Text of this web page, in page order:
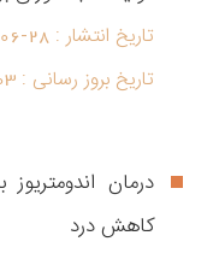
تاریخ انتشار : 28
تاریخ بروز رسانی :
درمان
کاهش درد